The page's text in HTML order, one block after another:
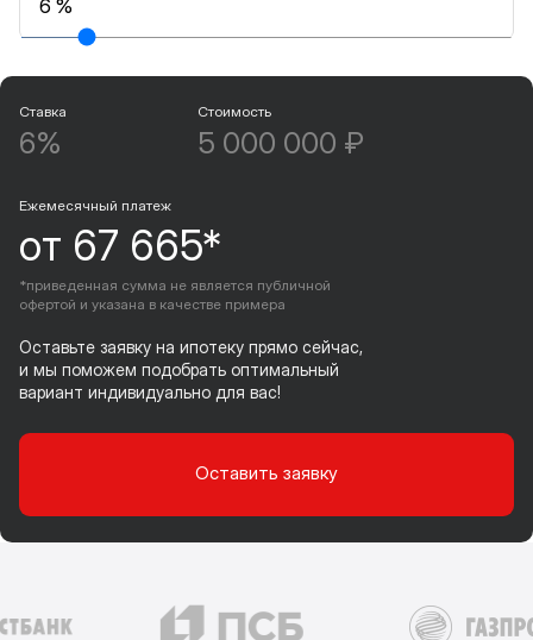
Ставка
6%
Стоимость
5 000 000 ₽
Ежемесячный платеж
от 67 665*
*приведенная сумма не является публичной
офертой и указана в качестве примера
Оставьте заявку на ипотеку прямо сейчас,
и мы поможем подобрать оптимальный
вариант индивидуально для вас!
Оставить заявку